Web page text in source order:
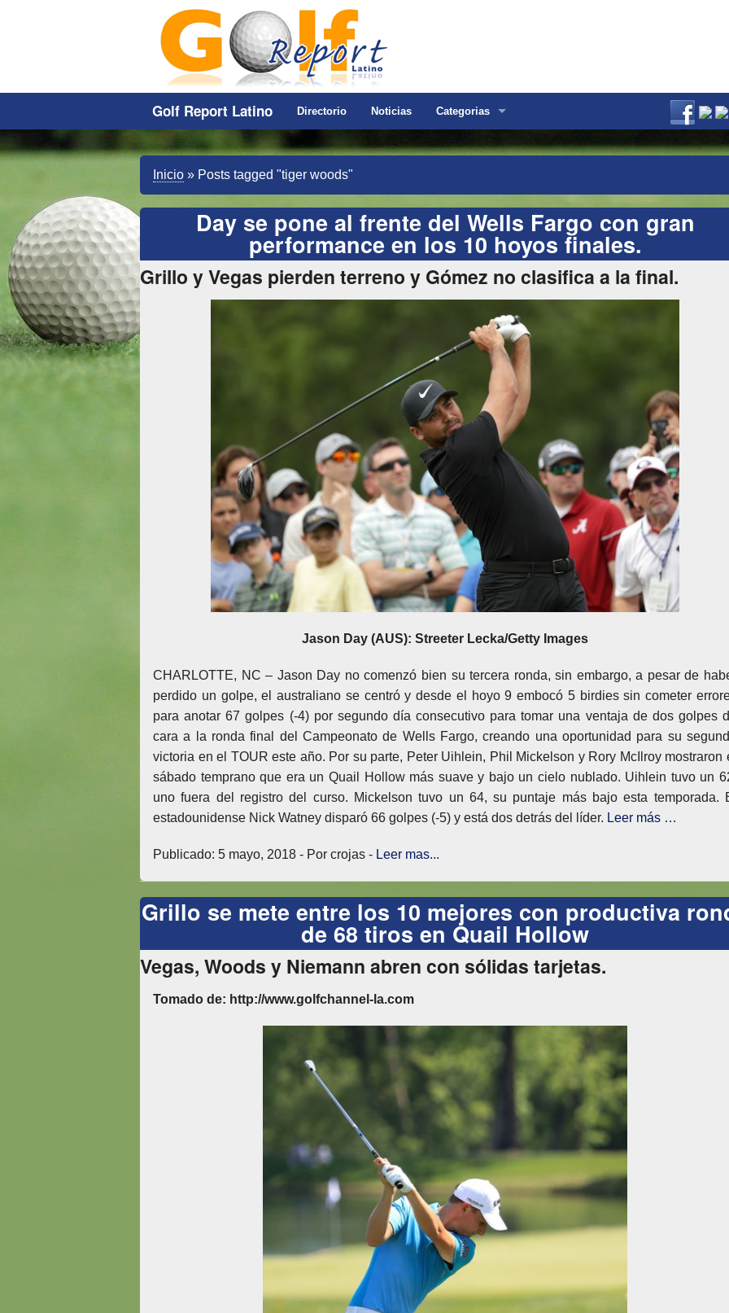
Golf Report Latino Directorio Noticias Categorias
Inicio » Posts tagged "tiger woods"
Day se pone al frente del Wells Fargo con gran
performance en los 10 hoyos finales.
Grillo y Vegas pierden terreno y Gómez no clasifica a la final.
Jason Day (AUS): Streeter Lecka/Getty Images
CHARLOTTE, NC – Jason Day no comenzó bien su tercera ronda, sin embargo, a pesar de
perdido un golpe, el australiano se centró y desde el hoyo 9 embocó 5 birdies sin cometer
para anotar 67 golpes (-4) por segundo día consecutivo para tomar una ventaja de dos golpes
cara a la ronda final del Campeonato de Wells Fargo, creando una oportunidad para su
victoria en el TOUR este año. Por su parte, Peter Uihlein, Phil Mickelson y Rory McIlroy mostraron
sábado temprano que era un Quail Hollow más suave y bajo un cielo nublado. Uihlein tuvo un
uno fuera del registro del curso. Mickelson tuvo un 64, su puntaje más bajo esta temporada.
estadounidense Nick Watney disparó 66 golpes (-5) y está dos detrás del líder. Leer más …
Publicado: 5 mayo, 2018 - Por crojas - Leer mas...
Grillo se mete entre los 10 mejores con productiva
de 68 tiros en Quail Hollow
Vegas, Woods y Niemann abren con sólidas tarjetas.
Tomado de: http://www.golfchannel-la.com